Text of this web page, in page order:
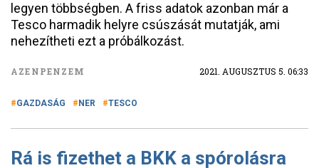
legyen többségben. A friss adatok azonban már a
Tesco harmadik helyre csúszását mutatják, ami
nehezítheti ezt a próbálkozást.
AZENPENZEM 2021. AUGUSZTUS 5. 06:33
GAZDASÁG NER TESCO
Rá is fizethet a BKK a spórolásra